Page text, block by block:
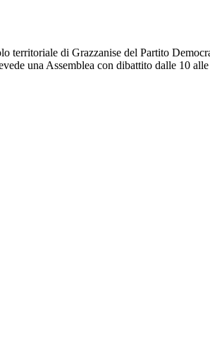
territoriale di Grazzanise del Partito
una Assemblea con dibattito dalle 10